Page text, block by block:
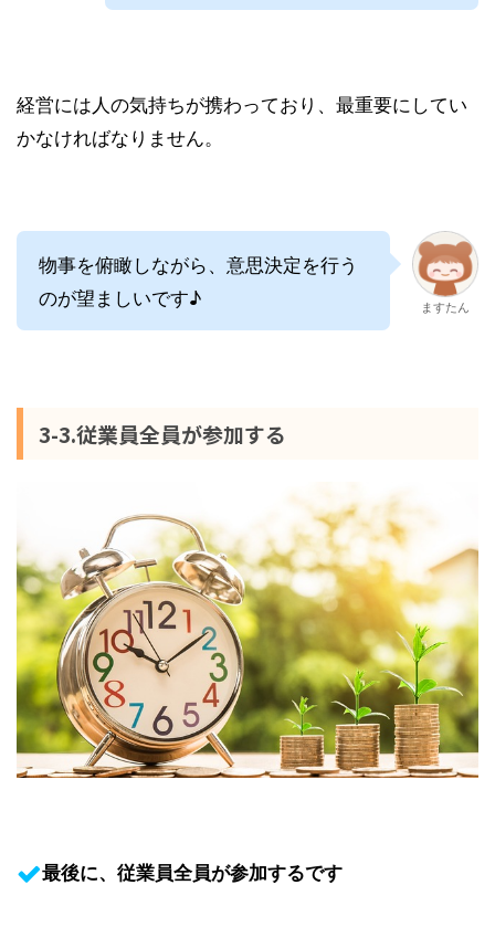
経営には人の気持ちが携わっており、最重要にしてい
かなければなりません。
物事を俯瞰しながら、意思決定を行う
のが望ましいです♪
ますたん
3-3.従業員全員が参加する
最後に、従業員全員が参加するです